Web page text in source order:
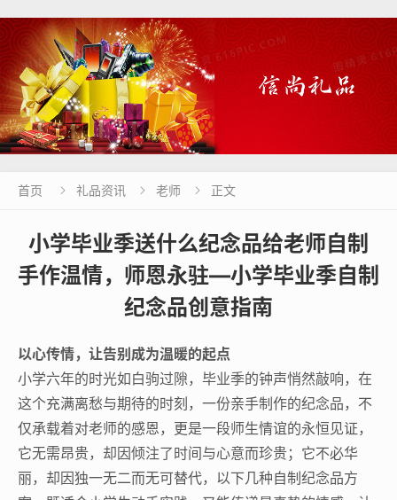
首页  礼品资讯  老师  正文
小学毕业季送什么纪念品给老师自制
手作温情，师恩永驻—小学毕业季自制
纪念品创意指南
以心传情，让告别成为温暖的起点
小学六年的时光如白驹过隙，毕业季的钟声悄然敲响，在
这个充满离愁与期待的时刻，一份亲手制作的纪念品，不
仅承载着对老师的感恩，更是一段师生情谊的永恒见证，
它无需昂贵，却因倾注了时间与心意而珍贵；它不必华
丽，却因独一无二而无可替代，以下几种自制纪念品方